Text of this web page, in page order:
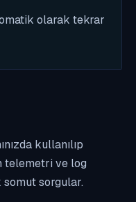
olarak tekrar
kullanılıp
telemetri ve log
sorgular.